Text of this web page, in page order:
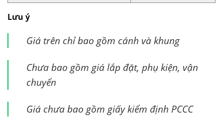
Lưu ý
Giá trên chỉ bao gồm cánh và khung
Chưa bao gồm giá lắp đặt, phụ kiện, vận
chuyển
Giá chưa bao gồm giấy kiểm định PCCC